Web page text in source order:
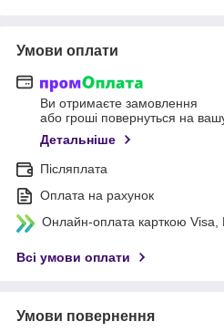
Умови оплати
Ви отримаєте замовлення
або гроші повернуться на
Детальніше
Післяплата
Оплата на рахунок
Онлайн-оплата карткою
Всі умови оплати
Умови повернення